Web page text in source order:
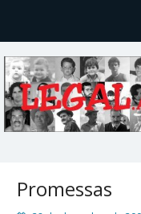
Promessas